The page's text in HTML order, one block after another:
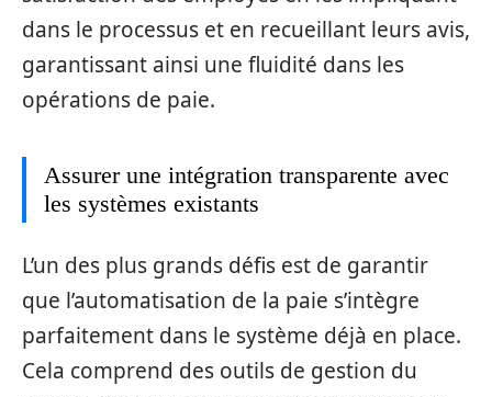
dans le processus et en recueillant leurs avis,
garantissant ainsi une fluidité dans les
opérations de paie.
Assurer une intégration transparente avec
les systèmes existants
L’un des plus grands défis est de garantir
que l’automatisation de la paie s’intègre
parfaitement dans le système déjà en place.
Cela comprend des outils de gestion du